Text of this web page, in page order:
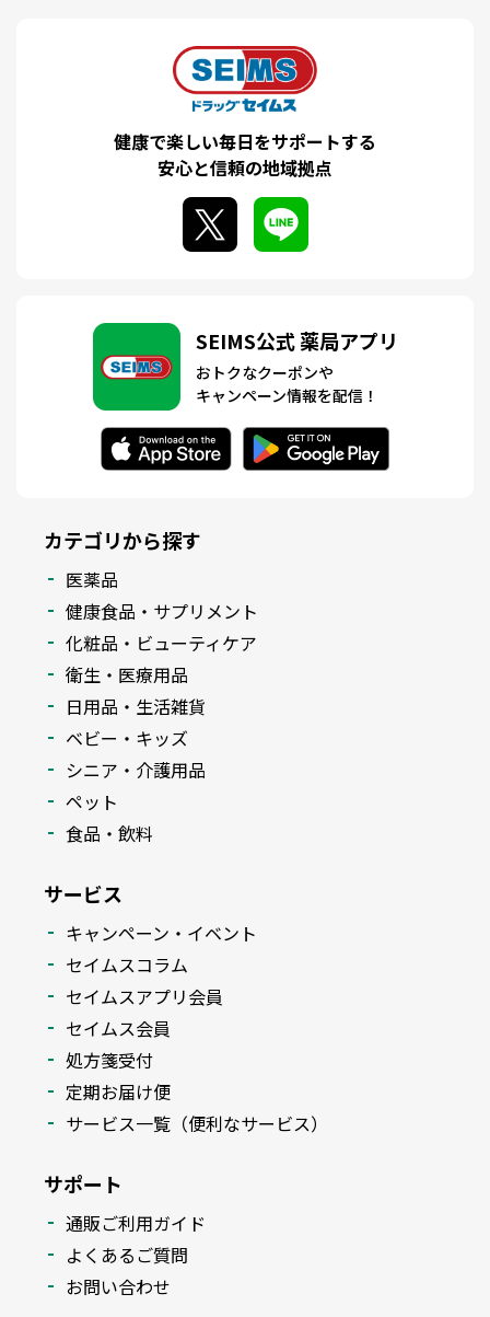
健康で楽しい毎日をサポートする
安心と信頼の地域拠点
SEIMS公式 薬局アプリ
おトクなクーポンや
キャンペーン情報を配信！
カテゴリから探す
医薬品
健康食品・サプリメント
化粧品・ビューティケア
衛生・医療用品
日用品・生活雑貨
ベビー・キッズ
シニア・介護用品
ペット
食品・飲料
サービス
キャンペーン・イベント
セイムスコラム
セイムスアプリ会員
セイムス会員
処方箋受付
定期お届け便
サービス一覧（便利なサービス）
サポート
通販ご利用ガイド
よくあるご質問
お問い合わせ